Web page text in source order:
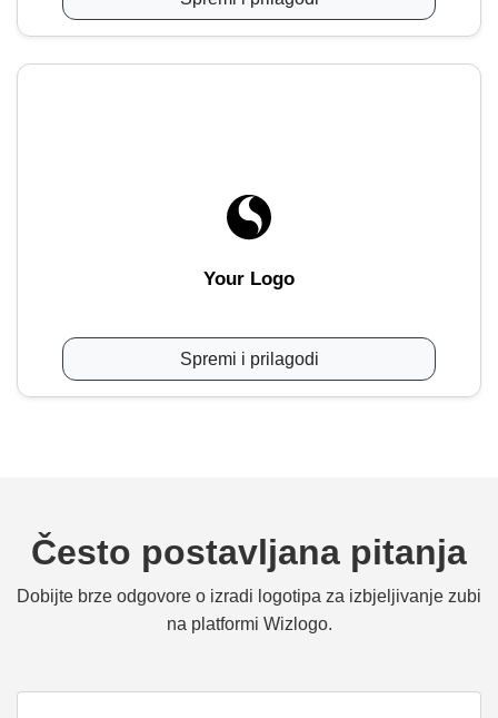
Your Logo
Spremi i prilagodi
Često postavljana pitanja
Dobijte brze odgovore o izradi logotipa za izbjeljivanje zubi
na platformi Wizlogo.